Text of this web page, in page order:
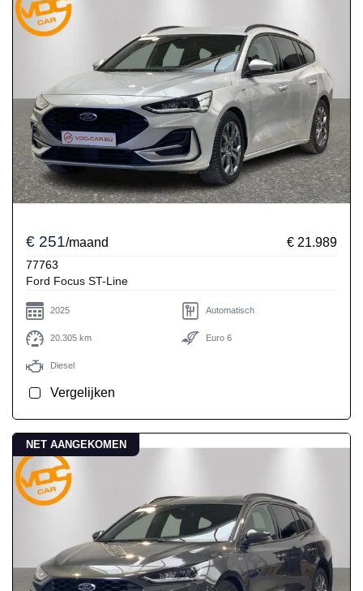
€ 251/maand € 21.989
77763
Ford Focus ST-Line
2025 Automatisch
20.305 km Euro 6
Diesel
Vergelijken
NET AANGEKOMEN